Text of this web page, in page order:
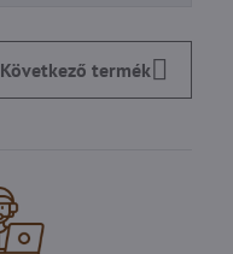
Következő termék